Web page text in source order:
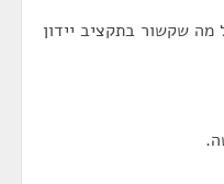
שקשור בתקציב יידון